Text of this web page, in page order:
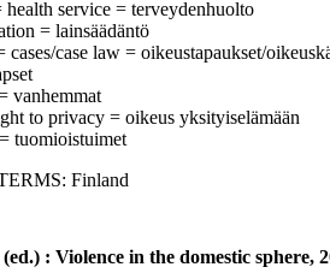
health service = terveydenhuolto
= lainsäädäntö
cases/case law = oikeustapaukset/
vanhemmat
to privacy = oikeus yksityiselämään
tuomioistuimet
Finland
: Violence in the domestic sphere,